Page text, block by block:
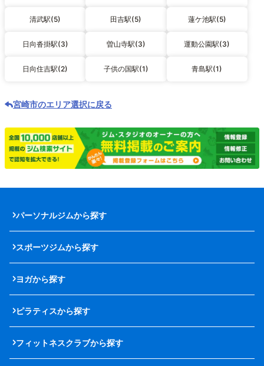
清武駅(5) 田吉駅(5) 蓮ケ池駅(5)
日向沓掛駅(3) 曽山寺駅(3) 運動公園駅(3)
日向住吉駅(2) 子供の国駅(1) 青島駅(1)
宮崎市のエリア選択に戻る
パーソナルジムから探す
スポーツジムから探す
ヨガから探す
ピラティスから探す
フィットネスクラブから探す